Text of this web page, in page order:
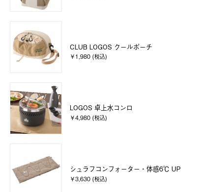
CLUB LOGOS クールポーチ
￥1,980 (税込)
LOGOS 卓上水コンロ
￥4,980 (税込)
シュラフコンフォーター・体感6℃ UP
￥3,630 (税込)